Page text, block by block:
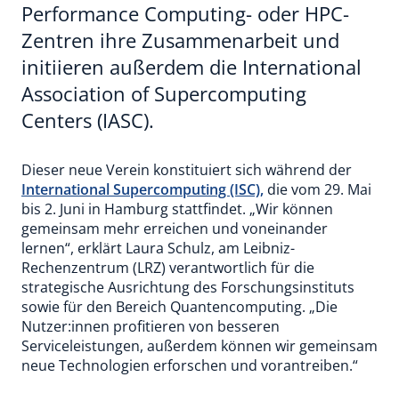
Performance Computing- oder HPC-
Zentren ihre Zusammenarbeit und
initiieren außerdem die International
Association of Supercomputing
Centers (IASC).
Dieser neue Verein konstituiert sich während der
International Supercomputing (ISC), die vom 29. Mai
bis 2. Juni in Hamburg stattfindet. „Wir können
gemeinsam mehr erreichen und voneinander
lernen“, erklärt Laura Schulz, am Leibniz-
Rechenzentrum (LRZ) verantwortlich für die
strategische Ausrichtung des Forschungsinstituts
sowie für den Bereich Quantencomputing. „Die
Nutzer:innen profitieren von besseren
Serviceleistungen, außerdem können wir gemeinsam
neue Technologien erforschen und vorantreiben.“